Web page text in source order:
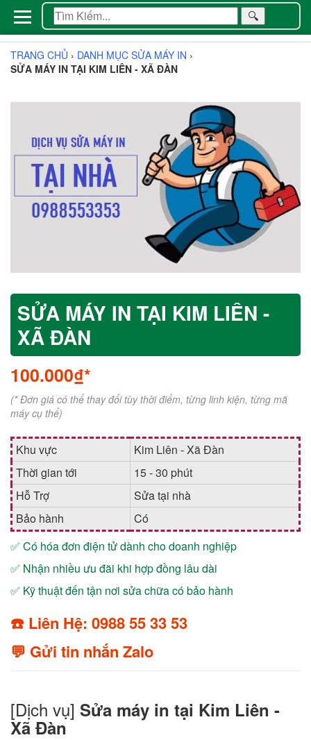
🔍
TRANG CHỦ › DANH MỤC SỬA MÁY IN ›
SỬA MÁY IN TẠI KIM LIÊN - XÃ ĐÀN
SỬA MÁY IN TẠI KIM LIÊN -
XÃ ĐÀN
100.000₫*
(* Đơn giá có thể thay đổi tùy thời điểm, từng linh kiện, từng mã
máy cụ thể)
Khu vực
Kim Liên - Xã Đàn
Thời gian tới
15 - 30 phút
Hỗ Trợ
Sửa tại nhà
Bảo hành
Có
✅ Có hóa đơn điện tử dành cho doanh nghiệp
✅ Nhận nhiều ưu đãi khi hợp đồng lâu dài
✅ Kỹ thuật đến tận nơi sửa chữa có bảo hành
☎️ Liên Hệ: 0988 55 33 53
💬 Gửi tin nhắn Zalo
[Dịch vụ] Sửa máy in tại Kim Liên -
Xã Đàn